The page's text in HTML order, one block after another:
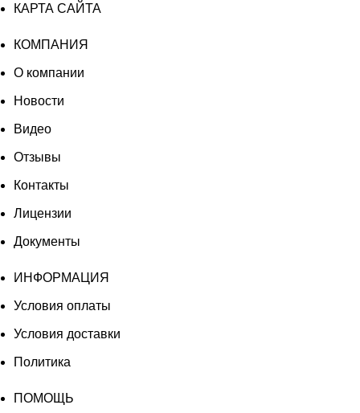
КАРТА САЙТА
КОМПАНИЯ
О компании
Новости
Видео
Отзывы
Контакты
Лицензии
Документы
ИНФОРМАЦИЯ
Условия оплаты
Условия доставки
Политика
ПОМОЩЬ